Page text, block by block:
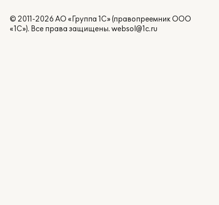
© 2011-2026 АО «Группа 1С» (правопреемник ООО
«1С»). Все права защищены. websol@1c.ru